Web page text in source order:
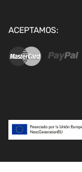
ACEPTAMOS: